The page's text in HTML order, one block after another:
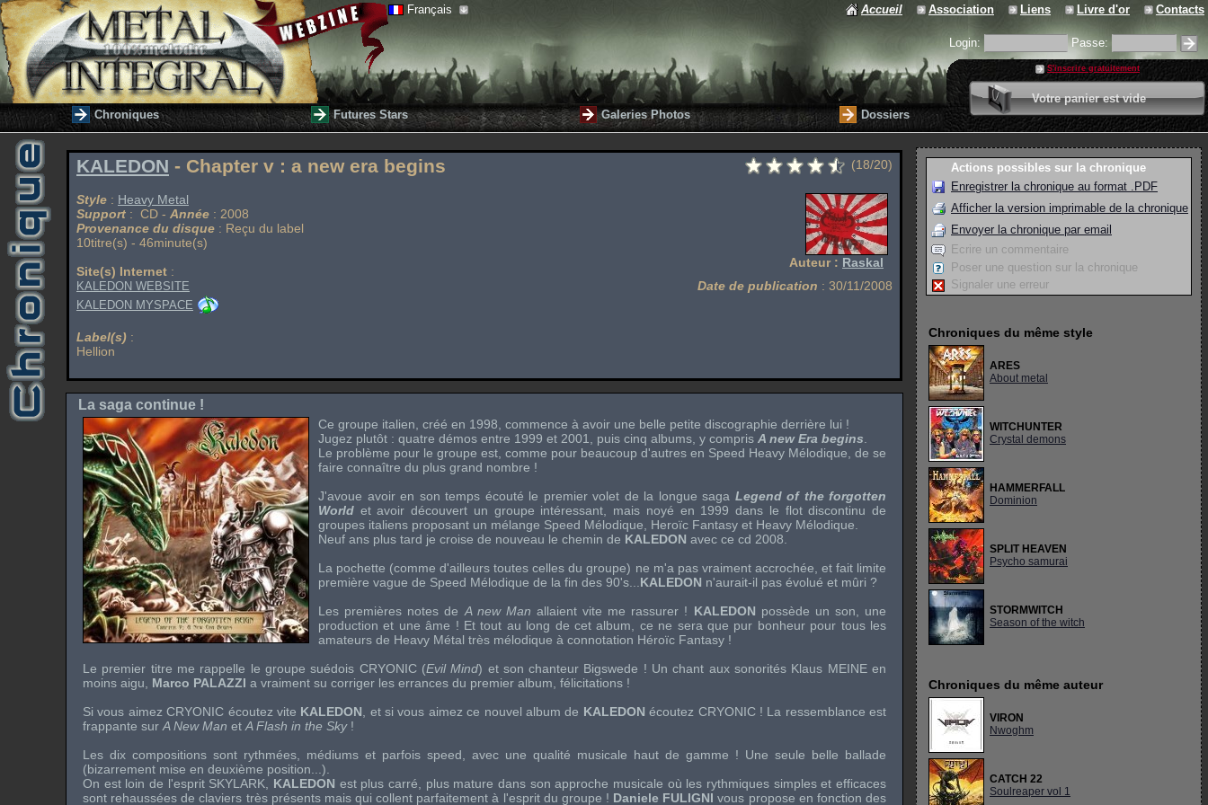
Français Accueil Association Liens Livre d'or Contacts
Login: Passe:
S'inscrire gratuitement
Votre panier est vide
0 article
Valider votre panier
Chroniques Futures Stars Galeries Photos Dossiers
KALEDON - Chapter v : a new era begins
Style : Heavy Metal
Support : CD - Année : 2008
Provenance du disque : Reçu du label
10titre(s) - 46minute(s)
Site(s) Internet :
KALEDON WEBSITE
KALEDON MYSPACE
Label(s) :
Hellion
(18/20)
Auteur : Raskal
Date de publication : 30/11/2008
La saga continue !
Ce groupe italien, créé en 1998, commence à avoir une belle petite discographie derrière lui !
Jugez plutôt : quatre démos entre 1999 et 2001, puis cinq albums, y compris A new Era begins
Le problème pour le groupe est, comme pour beaucoup d'autres en Speed Heavy Mélodique, de se
faire connaître du plus grand nombre !
J'avoue avoir en son temps écouté le premier volet de la longue saga Legend of the forgotten
World et avoir découvert un groupe intéressant, mais noyé en 1999 dans le flot discontinu de
groupes italiens proposant un mélange Speed Mélodique, Heroïc Fantasy et Heavy Mélodique.
Neuf ans plus tard je croise de nouveau le chemin de KALEDON avec ce cd 2008.
La pochette (comme d'ailleurs toutes celles du groupe) ne m'a pas vraiment accrochée, et fait limite
première vague de Speed Mélodique de la fin des 90's... KALEDON n'aurait-il pas évolué et mûri ?
Les premières notes de A new Man allaient vite me rassurer ! KALEDON possède un son, une
production et une âme ! Et tout au long de cet album, ce ne sera que pur bonheur pour tous les
amateurs de Heavy Métal très mélodique à connotation Héroïc Fantasy !
Le premier titre me rappelle le groupe suédois CRYONIC(Evil Mind) et son chanteur Bigswede ! Un chant aux sonorités Klaus MEINE en
moins aigu, Marco PALAZZI a vraiment su corriger les errances du premier album, félicitations !
Si vous aimezCRYONIC écoutez vite KALEDON , et si vous aimez ce nouvel album de KALEDON écoutez CRYONIC! La ressemblance est
frappante sur A New Man et A Flash in the Sky !
Les dix compositions sont rythmées, médiums et parfois speed, avec une qualité musicale haut de gamme ! Une seule belle ballade
(bizarrement mise en deuxième position...).
On est loin de l'esprit SKYLARK KALEDON est plus carré, plus mature dans son approche musicale où les rythmiques simples et efficaces
sont rehaussées de claviers très présents mais qui collent parfaitement à l'esprit du groupe ! Daniele FULIGNIvous propose en fonction des
Actions possibles sur la chronique
Enregistrer la chronique au format .PDF
Afficher la version imprimable de la chronique
Envoyer la chronique par email
Ecrire un commentaire
Poser une question sur la chronique
Signaler une erreur
Chroniques du même style
ARES
About metal
WITCHUNTER
Crystal demons
HAMMERFALL
Dominion
SPLIT HEAVEN
Psycho samurai
STORMWITCH
Season of the witch
Chroniques du même auteur
VIRON
Nwoghm
CATCH 22
Soulreaper vol 1